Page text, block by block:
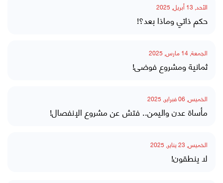
الأحد, 13 أبريل, 2025
حكم ذاتي وماذا بعد؟!
الجمعة, 14 مارس, 2025
ثمانية ومشروع فوضى!
الخميس, 06 فبراير, 2025
مأساة عدن واليمن.. فتش عن مشروع الإنفصال!
الخميس, 23 يناير, 2025
لا ينطقون!